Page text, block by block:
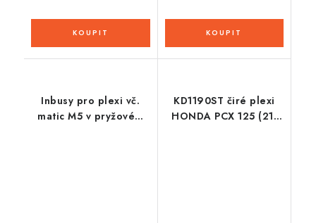
Inbusy pro plexi vč.
matic M5 v pryžovém
KD1190ST čiré plexi
HONDA PCX 125 (21-